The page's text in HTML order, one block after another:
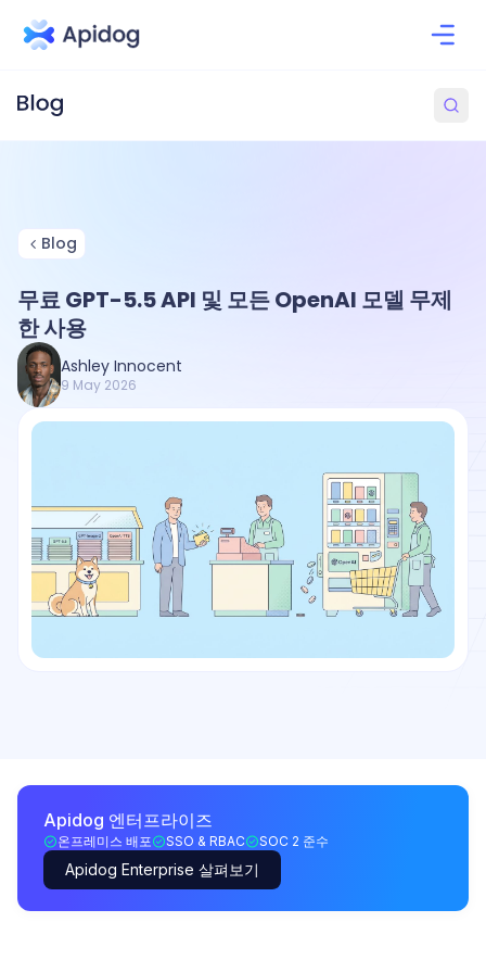
Blog
무료 GPT-5.5 API 및 모든 OpenAI 모델 무제
한 사용
Ashley Innocent
9 May 2026
Apidog 엔터프라이즈
온프레미스 배포 SSO & RBAC SOC 2 준수
Apidog Enterprise 살펴보기